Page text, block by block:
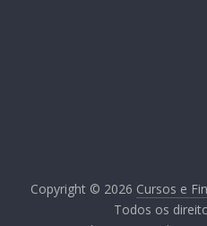
Copyright © 2026 Cursos e
Todos os